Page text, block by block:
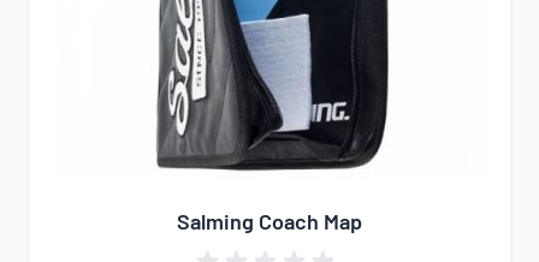
Salming Coach Map